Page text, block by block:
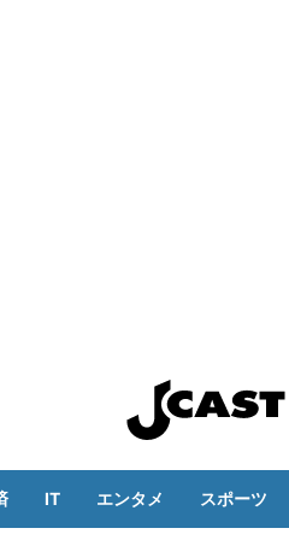
IT エンタメ スポーツ